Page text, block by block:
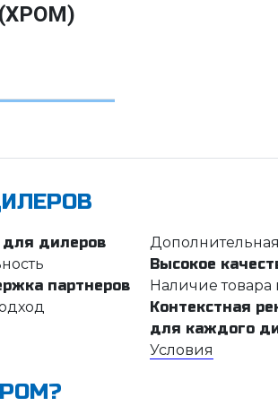
(ХРОМ)
дилеров
Высокое
партнеров
Наличие товара
Контекстная
для каждого
Условия